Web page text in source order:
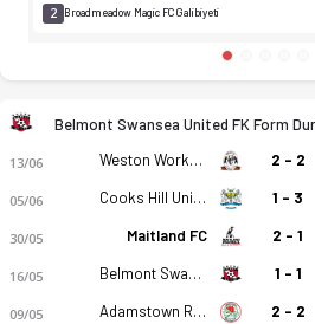
2 Broadmeadow Magic FC Galibiyeti
Belmont Swansea United FK Form
13/06 Weston Workers 2 - 2
05/06 Cooks Hill United 1 - 3
30/05 Maitland FC 2 - 1
16/05 Belmont Swansea United FK 1 - 1
09/05 Adamstown Rosebud FC 2 - 2